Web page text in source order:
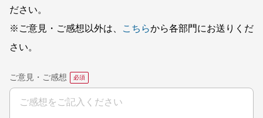
ださい。
※ご意見・ご感想以外は、
こちらから各部門にお送りくだ
さい。
ご意見・ご感想